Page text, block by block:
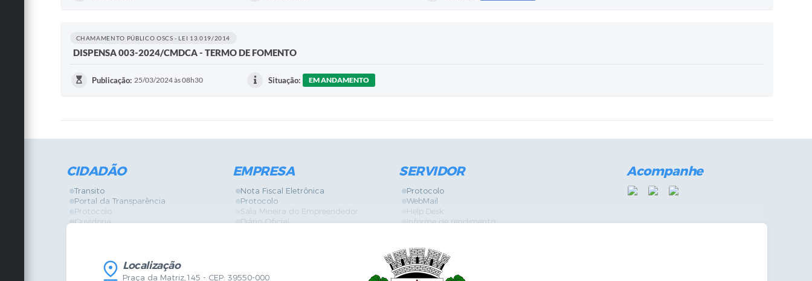
CHAMAMENTO PÚBLICO OSCS - LEI 13.019/2014
DISPENSA 003-2024/CMDCA - TERMO DE FOMENTO
Publicação: 25/03/2024 às 08h30 Situação: EM ANDAMENTO
CIDADÃO
Transito
Portal da Transparência
Protocolo
Ouvidoria
Legislação
Diário Oficial
EMPRESA
Nota Fiscal Eletrônica
Protocolo
Sala Mineira do Empreendedor
Diário Oficial
Serviços Online
SERVIDOR
Protocolo
WebMail
Help Desk
Informe de rendimento
GPI
Diário Oficial
Fale com RH
Acompanhe
Localização
Praça da Matriz,145 - CEP: 39550-000